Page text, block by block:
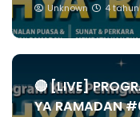
Unknown 4
🔴 [LIVE]
YA RAMADAN